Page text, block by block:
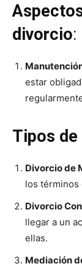
divorcio:
estar
Tipos
Divorcio de
los términos
Divorcio
llegar a un
ellas.
Mediación